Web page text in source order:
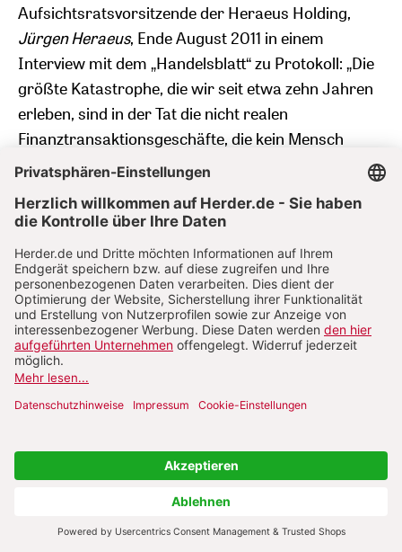
Aufsichtsratsvorsitzende der Heraeus Holding,
Jürgen Heraeus, Ende August 2011 in einem
Interview mit dem „Handelsblatt“ zu Protokoll: „Die
größte Katastrophe, die wir seit etwa zehn Jahren
erleben, sind in der Tat die nicht realen
Finanztransaktionsgeschäfte, die kein Mensch
mehr versteht (…). Das hat das Vertrauen in die
Bei der Suche nach einer neuen Balance zwischen
Politik und Wirtschaft spielen die Finanzmärkte eine
besondere Rolle. Denn zum einen hat die
Abkoppelung der oft exorbitanten Profite von der
Haftung für die damit verbundenen Risiken auf
diesen Märkten Dimensionen erreicht, die die Frage
nach der Gemeinwohlbindung des Privateigentums
neu stellen. Zum anderen aber hat die Finanzkrise in
welchem Ausmaß politische Entscheidungen heute
von den Finanzmärkten abhängig sind. Allein durch
ihre schiere Größe haben einzelne Finanzinstitute
ein Erpressungspotenzial, dem sich ganze Staaten